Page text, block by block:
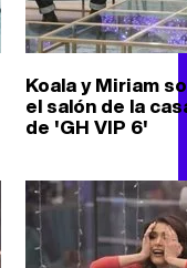
Koala y Miriam
el salón de la
de 'GH VIP 6'